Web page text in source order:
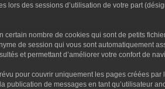
lors des sessions d’utilisation de votre part
nombre de cookies qui sont de petits
de session qui vous sont automatiquement
et permettant d’améliorer votre confort de
pour couvrir uniquement les pages créées par
de messages en tant qu’utilisateur